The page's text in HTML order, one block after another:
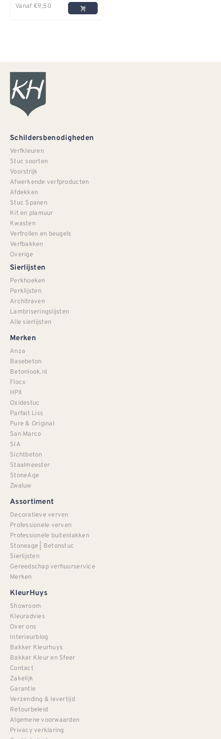
Vanaf €9,50
Schildersbenodigheden
Verfkleuren
Stuc soorten
Voorstrijk
Afwerkende verfproducten
Afdekken
Stuc Spanen
Kit en plamuur
Kwasten
Verfrollen en beugels
Verfbakken
Overige
Sierlijsten
Perkhoeken
Perklijsten
Architraven
Lambriseringslijsten
Alle sierlijsten
Merken
Anza
Basebeton
Betonlook.nl
Flocx
HPX
Oxidestuc
Parfait Liss
Pure & Original
San Marco
SIA
Sichtbeton
Staalmeester
StoneAge
Zwaluw
Assortiment
Decoratieve verven
Professionele verven
Professionele buitenlakken
Stoneage | Betonstuc
Sierlijsten
Gereedschap verhuurservice
Merken
KleurHuys
Showroom
Kleuradvies
Over ons
Interieurblog
Bakker Kleurhuys
Bakker Kleur en Sfeer
Contact
Zakelijk
Garantie
Verzending & levertijd
Retourbeleid
Algemene voorwaarden
Privacy verklaring